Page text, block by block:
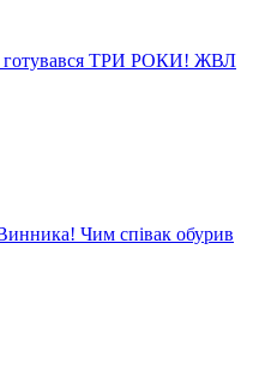
готувався ТРИ РОКИ! ЖВЛ
Чим співак обурив